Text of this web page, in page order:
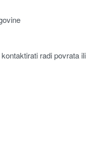
radi povrata ili